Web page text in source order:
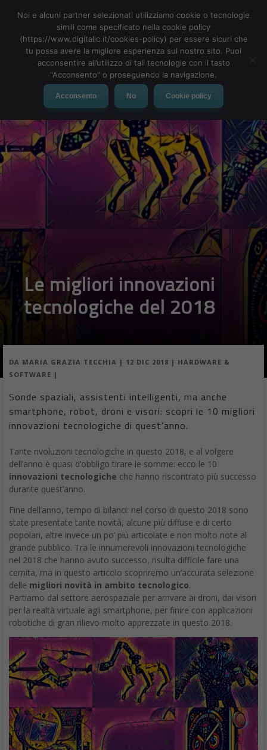
MENU
Le migliori innovazioni
tecnologiche del 2018
DA MARIA GRAZIA TECCHIA | 12 DIC 2018 | HARDWARE &
SOFTWARE |
Sonde spaziali, assistenti intelligenti, ma anche
smartphone, robot, droni e visori: scopri le 10 migliori
innovazioni tecnologiche di quest’anno.
Tante rivoluzioni tecnologiche in questo 2018, e al volgere
dell’anno è quasi d’obbligo tirare le somme: ecco le 10
innovazioni tecnologiche che hanno riscontrato più successo
durante quest’anno.
Fine dell’anno, tempo di bilanci: nel corso di questo 2018 sono
state presentate tante novità, alcune più diffuse e di certo
popolari, altre invece un po’ più articolate e non molto note al
grande pubblico. Tra le innumerevoli innovazioni tecnologiche
nel 2018 che hanno avuto successo, risulta difficile fare una
cernita, ma in questo articolo scopriremo un’accurata selezione
delle migliori novità in ambito tecnologico.
Partiamo dal settore aerospaziale per arrivare ai droni, dai visori
per la realtà virtuale agli smartphone, per finire con applicazioni
robotiche di gran rilievo molto apprezzate in questo 2018.
Noi e alcuni partner selezionati utilizziamo cookie o tecnologie
simili come specificato nella cookie policy
(https://www.digitalic.it/cookies-policy) per essere sicuri che
tu possa avere la migliore esperienza sul nostro sito. Puoi
acconsentire all’utilizzo di tali tecnologie con il tasto
"Acconsento" o proseguendo la navigazione.
Acconsento No Cookie policy